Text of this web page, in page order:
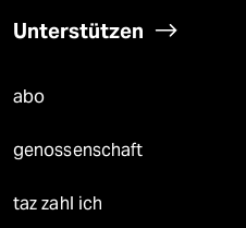
Unterstützen
abo
genossenschaft
taz zahl ich